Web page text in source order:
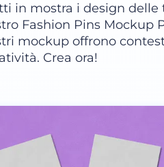
in mostra i design delle
Fashion Pins Mockup
mockup offrono
Crea ora!